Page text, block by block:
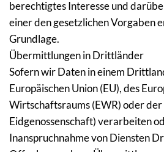
berechtigtes Interesse und
einer den gesetzlichen Vorgaben
Grundlage.
Übermittlungen in Drittländer
Sofern wir Daten in einem
Europäischen Union (EU), des
Wirtschaftsraums (EWR) oder
Eidgenossenschaft) verarbeiten
Inanspruchnahme von Diensten